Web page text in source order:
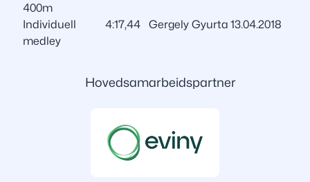
400m
Individuell
medley
4:17,44 Gergely Gyurta 13.04.2018
Hovedsamarbeidspartner